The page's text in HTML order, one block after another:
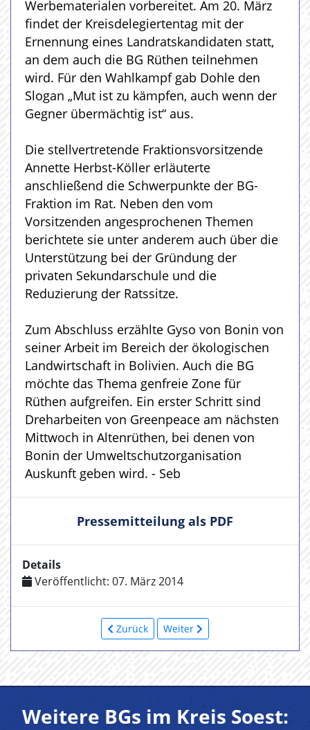
Werbematerialen vorbereitet. Am 20. März
findet der Kreisdelegiertentag mit der
Ernennung eines Landratskandidaten statt,
an dem auch die BG Rüthen teilnehmen
wird. Für den Wahlkampf gab Dohle den
Slogan „Mut ist zu kämpfen, auch wenn der
Gegner übermächtig ist“ aus.
Die stellvertretende Fraktionsvorsitzende
Annette Herbst-Köller erläuterte
anschließend die Schwerpunkte der BG-
Fraktion im Rat. Neben den vom
Vorsitzenden angesprochenen Themen
berichtete sie unter anderem auch über die
Unterstützung bei der Gründung der
privaten Sekundarschule und die
Reduzierung der Ratssitze.
Zum Abschluss erzählte Gyso von Bonin von
seiner Arbeit im Bereich der ökologischen
Landwirtschaft in Bolivien. Auch die BG
möchte das Thema genfreie Zone für
Rüthen aufgreifen. Ein erster Schritt sind
Dreharbeiten von Greenpeace am nächsten
Mittwoch in Altenrüthen, bei denen von
Bonin der Umweltschutzorganisation
Auskunft geben wird. - Seb
Pressemitteilung als PDF
Details
Veröffentlicht: 07. März 2014
Zurück Weiter
Weitere BGs im Kreis Soest: